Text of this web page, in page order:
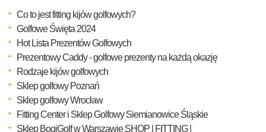
Co to jest fitting kijów golfowych?
Golfowe Święta 2024
Hot Lista Prezentów Golfowych
Prezentowy Caddy - golfowe prezenty na każdą okazję
Rodzaje kijów golfowych
Sklep golfowy Poznań
Sklep golfowy Wrocław
Fitting Center i Sklep Golfowy Siemianowice Śląskie
Sklep BogiGolf w Warszawie SHOP | FITTING |